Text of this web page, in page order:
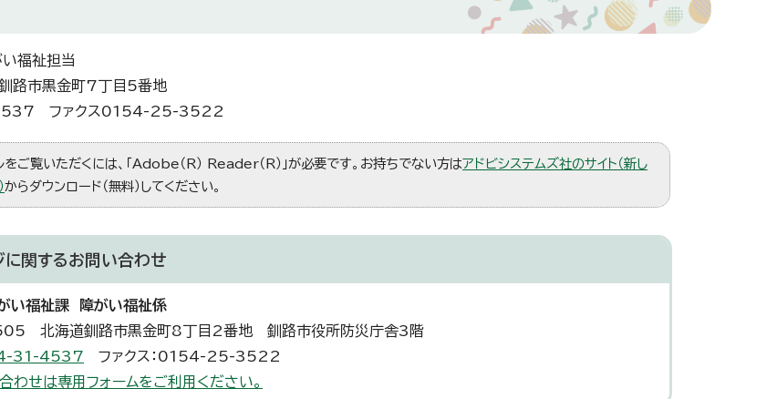
福祉担当
市黒金町7丁目5番地
ファクス0154-25-3522
ご覧いただくには、「Adobe（R） Reader（R）」が必要です。お持ちでない方はアドビシステムズ社のサイト（新し
からダウンロード（無料）してください。
に関するお問い合わせ
い福祉課 障がい福祉係
北海道釧路市黒金町8丁目2番地 釧路市役所防災庁舎3階
31-4537 ファクス：0154-25-3522
わせは専用フォームをご利用ください。